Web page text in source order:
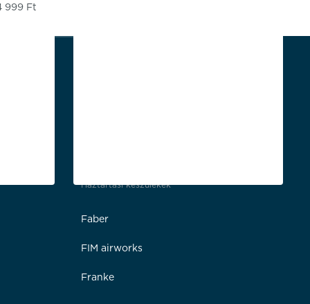
999 Ft
Háztartási készülékek
Faber
FIM airworks
Franke